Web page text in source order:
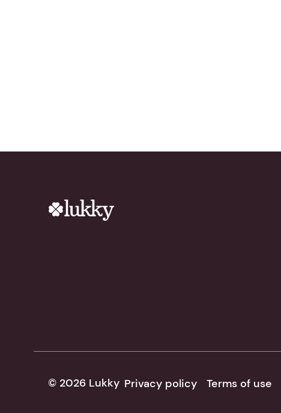
Privacy policy Terms of use
© 2026 Lukky